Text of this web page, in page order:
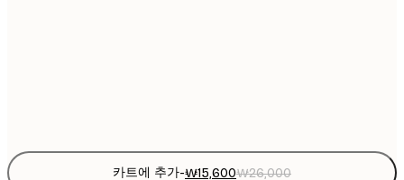
카트에 추가-₩15,600₩26,000